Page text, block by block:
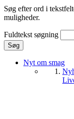
Søg efter ord i
muligheder.
Fuldtekst søgning
Nyt om smag